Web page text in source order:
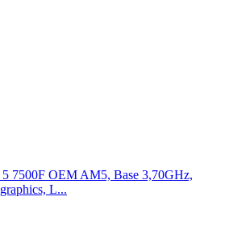
7500F OEM AM5, Base 3,70GHz,
L...